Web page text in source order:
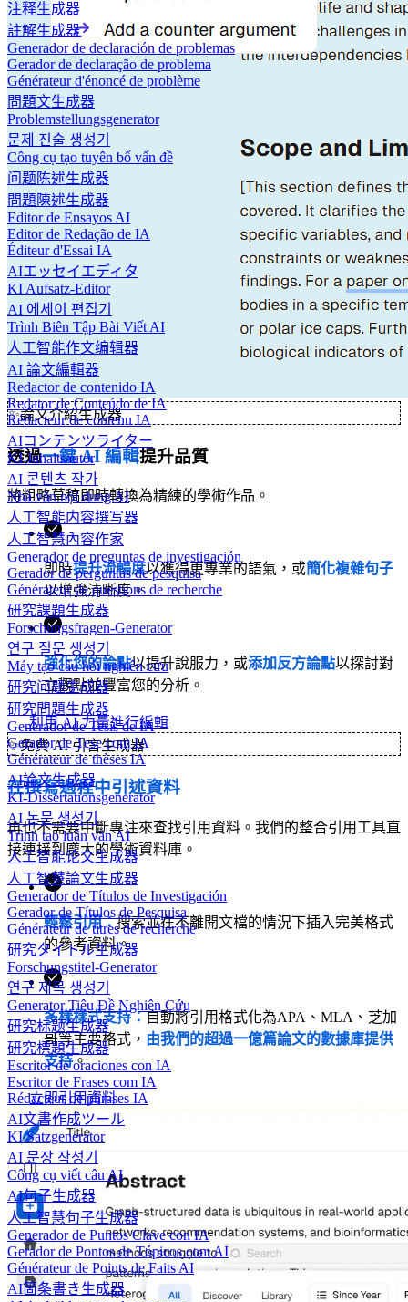
注释生成器
註解生成器
Generador de declaración de problemas
Gerador de declaração de problema
Générateur d'énoncé de problème
問題文生成器
Problemstellungsgenerator
문제 진술 생성기
Công cụ tạo tuyên bố vấn đề
问题陈述生成器
問題陳述生成器
Editor de Ensayos AI
Editor de Redação de IA
Éditeur d'Essai IA
AIエッセイエディタ
KI Aufsatz-Editor
AI 에세이 편집기
Trình Biên Tập Bài Viết AI
人工智能作文编辑器
AI 論文編輯器
Redactor de contenido IA
Redator de Conteúdo de IA
Rédacteur de contenu IA
AIコンテンツライター
KI-Inhaltsautor
AI 콘텐츠 작가
Nhà văn nội dung AI
人工智能内容撰写器
人工智慧內容作家
Generador de preguntas de investigación
Gerador de perguntas de pesquisa
Générateur de questions de recherche
研究課題生成器
Forschungsfragen-Generator
연구 질문 생성기
Máy tạo câu hỏi nghiên cứu
研究问题生成器
研究問題生成器
Generador de Tesis de IA
Gerador de Tese com IA
Générateur de thèses IA
AI論文生成器
KI-Dissertationsgenerator
AI 논문 생성기
Trình tạo luận văn AI
人工智能论文生成器
人工智慧論文生成器
Generador de Títulos de Investigación
Gerador de Títulos de Pesquisa
Générateur de titres de recherche
研究タイトル生成器
Forschungstitel-Generator
연구 제목 생성기
Generator Tiêu Đề Nghiên Cứu
研究标题生成器
研究標題生成器
Escritor de oraciones con IA
Escritor de Frases com IA
Rédacteur de phrases IA
AI文書作成ツール
KI Satzgenerator
AI 문장 작성기
Công cụ viết câu AI
AI句子生成器
人工智慧句子生成器
Generador de Puntos Clave con IA
Gerador de Pontos de Tópicos com AI
Générateur de Points de Faits AI
AI箇条書き生成器
✨論文介紹生成器
透過一鍵 AI 編輯提升品質
將粗略草稿即時轉換為精練的學術作品。
即時提升流暢度以獲得更專業的語氣，或簡化複雜句子
以增強清晰度。
強化您的論點以提升說服力，或添加反方論點以探討對
立觀點並豐富您的分析。
利用 AI 力量進行編輯
✨免費 AI 引言生成器
在撰寫過程中引述資料
再也不需要中斷專注來查找引用資料。我們的整合引用工具直
接連接到龐大的學術資料庫。
輕鬆引用：搜索並在不離開文檔的情況下插入完美格式
的參考資料。
多樣樣式支持：自動將引用格式化為APA、MLA、芝加
哥等主要格式， 由我們的超過一億篇論文的數據庫提供
支持。
立即引用資料